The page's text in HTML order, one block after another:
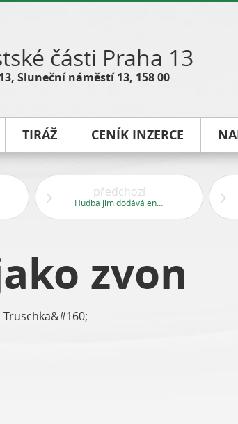
části Praha 13
Sluneční náměstí 13, 158 00
TIRÁŽ CENÍK INZERCE
předchozí
zvon
Truschka&#160;